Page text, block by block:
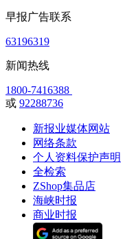
早报广告联系
63196319
新闻热线
1800-7416388
或 92288736
新报业媒体网站
网络条款
个人资料保护声明
全检索
ZShop集品店
海峡时报
商业时报